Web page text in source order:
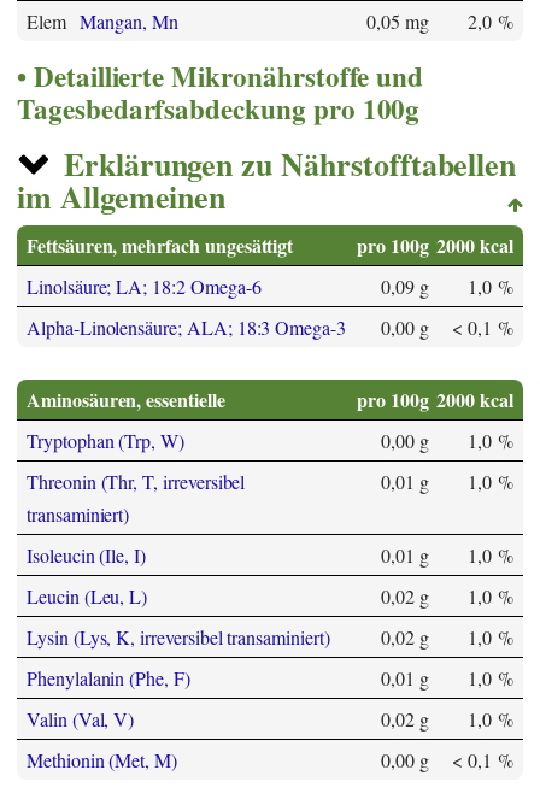
Elem Mangan, Mn 0,05 mg 2,0 %
Detaillierte Mikronährstoffe und
Tagesbedarfsabdeckung pro 100g
Erklärungen zu Nährstofftabellen
im Allgemeinen
Fettsäuren, mehrfach ungesättigt pro 100g 2000 kcal
Linolsäure; LA; 18:2 Omega-6 0,09 g
1,0 %
Alpha-Linolensäure; ALA; 18:3 Omega-3
0,00 g < 0,1 %
Aminosäuren, essentielle pro 100g 2000 kcal
Tryptophan (Trp, W) 0,00 g
1,0 %
Threonin (Thr, T, irreversibel
transaminiert)
0,01 g 1,0 %
Isoleucin (Ile, I) 0,01 g
1,0 %
Leucin (Leu, L)
0,02 g
1,0 %
Lysin (Lys, K, irreversibel transaminiert)
0,02 g
1,0 %
Phenylalanin (Phe, F)
0,01 g
1,0 %
Valin (Val, V)
0,02 g
1,0 %
Methionin (Met, M)
0,00 g < 0,1 %